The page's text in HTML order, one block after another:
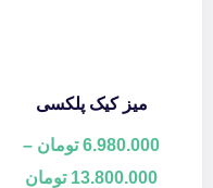
میز کیک پلکسی
6.980.000 تومان –
13.800.000 تومان